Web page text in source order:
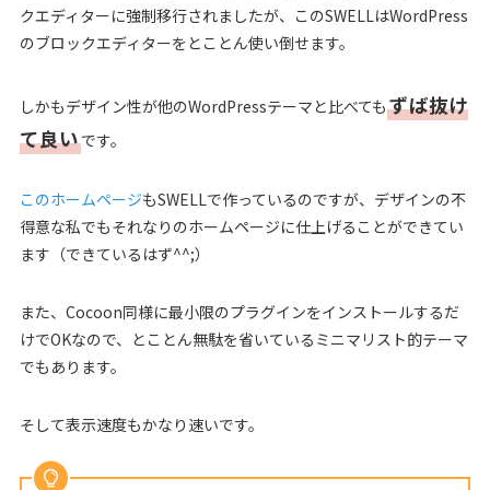
クエディターに強制移行されましたが、このSWELLはWordPress
のブロックエディターをとことん使い倒せます。
しかもデザイン性が他のWordPressテーマと比べてもずば抜け
て良いです。
このホームページもSWELLで作っているのですが、デザインの不
得意な私でもそれなりのホームページに仕上げることができてい
ます（できているはず^^;）
また、Cocoon同様に最小限のプラグインをインストールするだ
けでOKなので、とことん無駄を省いているミニマリスト的テーマ
でもあります。
そして表示速度もかなり速いです。